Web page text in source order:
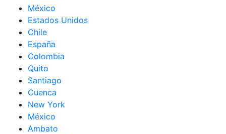
México
Estados Unidos
Chile
España
Colombia
Quito
Santiago
Cuenca
New York
México
Ambato